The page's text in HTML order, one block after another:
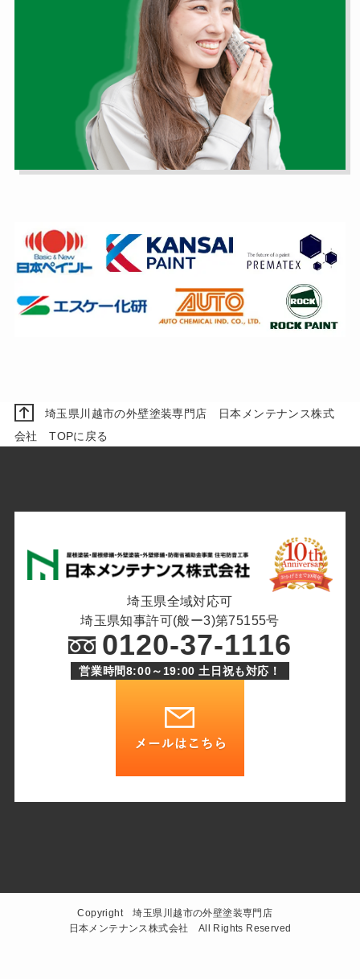
埼玉県川越市の外壁塗装専門店 日本メンテナンス株式
会社 TOPに戻る
埼玉県全域対応可
埼玉県知事許可(般ー3)第75155号
0120-37-1116
営業時間8:00～19:00 土日祝も対応！
Copyright 埼玉県川越市の外壁塗装専門店
日本メンテナンス株式会社 All Rights Reserved